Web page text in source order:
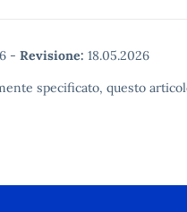
- Revisione: 18.05.2026
specificato, questo